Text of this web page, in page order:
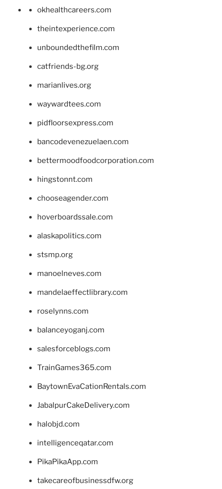
okhealthcareers.com
theintexperience.com
unboundedthefilm.com
catfriends-bg.org
marianlives.org
waywardtees.com
pidfloorsexpress.com
bancodevenezuelaen.com
bettermoodfoodcorporation.com
hingstonnt.com
chooseagender.com
hoverboardssale.com
alaskapolitics.com
stsmp.org
manoelneves.com
mandelaeffectlibrary.com
roselynns.com
balanceyoganj.com
salesforceblogs.com
TrainGames365.com
BaytownEvaCationRentals.com
JabalpurCakeDelivery.com
halobjd.com
intelligenceqatar.com
PikaPikaApp.com
takecareofbusinessdfw.org